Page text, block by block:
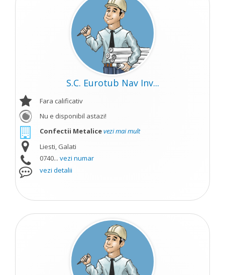
S.C. Eurotub Nav Inv...
Fara calificativ
Nu e disponibil astazi!
Confectii Metalicevezi mai mult
Liesti, Galati
0740... vezi numar
vezi detalii